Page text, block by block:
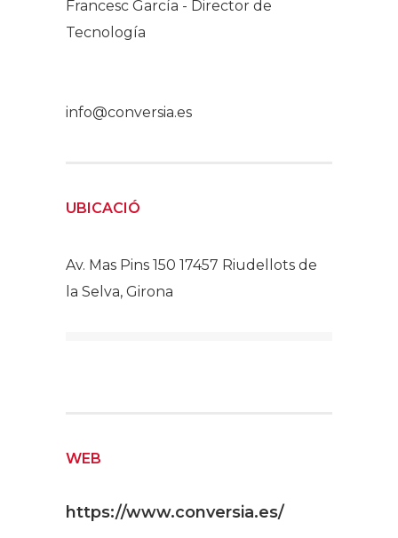
Francesc García - Director de
Tecnología
info@conversia.es
UBICACIÓ
Av. Mas Pins 150 17457 Riudellots de
la Selva, Girona
WEB
https://www.conversia.es/